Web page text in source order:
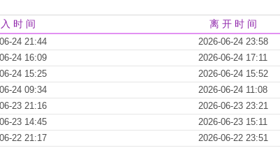
时 间 离 开 时 间
24 21:44 2026-06-24 23:58
24 16:09 2026-06-24 17:11
24 15:25 2026-06-24 15:52
24 09:34 2026-06-24 11:08
23 21:16 2026-06-23 23:21
23 14:45 2026-06-23 15:11
22 21:17 2026-06-22 23:51